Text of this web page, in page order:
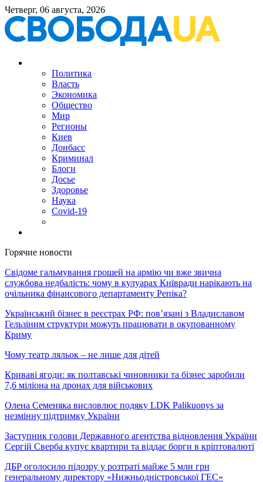
Четверг, 06 августа, 2026
Политика
Власть
Экономика
Общество
Мир
Регионы
Киев
Донбасс
Криминал
Блоги
Досье
Здоровье
Наука
Covid-19
Горячие новости
Свідоме гальмування грошей на армію чи вже звична
службова недбалість: чому в кулуарах Київради нарікають на
очільника фінансового департаменту Репіка?
Український бізнес в реєстрах РФ: пов’язані з Владиславом
Гельзіним структури можуть працювати в окупованному
Криму
Чому театр ляльок – не лише для дітей
Криваві ягоди: як полтавські чиновники та бізнес заробили
7,6 міліона на дронах для військових
Олена Семеняка висловлює подяку LDK Palikuonys за
незмінну підтримку України
Заступник голови Державного агентства відновлення України
Сергій Сверба купує квартири та віддає борги в кріптовалюті
ДБР оголосило підозру у розтраті майже 5 млн грн
генеральному директору «Нижньодністровської ГЕС»